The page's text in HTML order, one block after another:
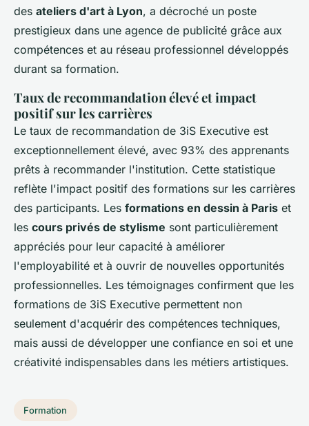
des ateliers d'art à Lyon, a décroché un poste
prestigieux dans une agence de publicité grâce aux
compétences et au réseau professionnel développés
durant sa formation.
Taux de recommandation élevé et impact
positif sur les carrières
Le taux de recommandation de 3iS Executive est
exceptionnellement élevé, avec 93% des apprenants
prêts à recommander l'institution. Cette statistique
reflète l'impact positif des formations sur les carrières
des participants. Les formations en dessin à Paris et
les cours privés de stylisme sont particulièrement
appréciés pour leur capacité à améliorer
l'employabilité et à ouvrir de nouvelles opportunités
professionnelles. Les témoignages confirment que les
formations de 3iS Executive permettent non
seulement d'acquérir des compétences techniques,
mais aussi de développer une confiance en soi et une
créativité indispensables dans les métiers artistiques.
Formation